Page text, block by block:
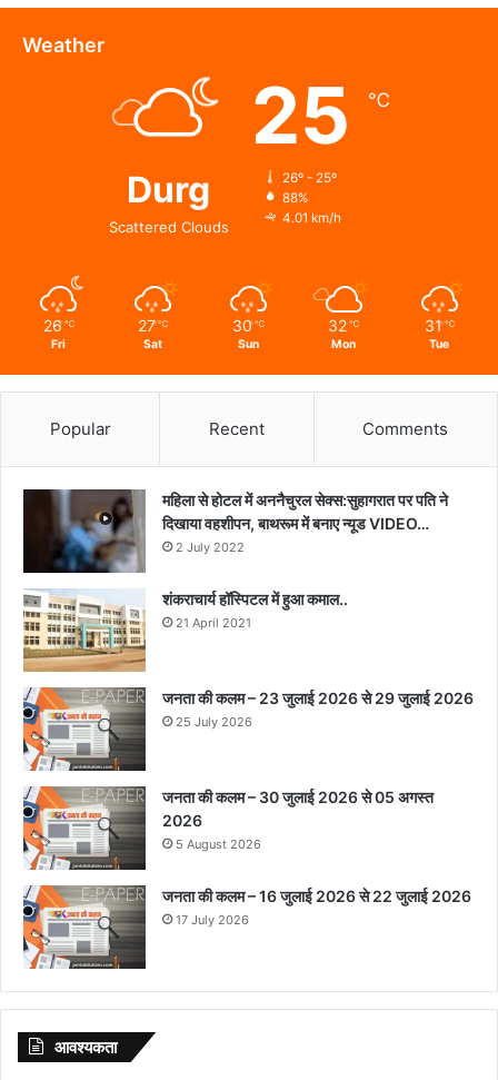
सिंह
देव
Weather
Durg
Scattered Clouds
25 ℃
26º - 25º
88%
4.01 km/h
26 ℃
Fri
27 ℃
Sat
30 ℃
Sun
32 ℃
Mon
31 ℃
Tue
Popular Recent Comments
महिला से होटल में अननैचुरल सेक्स:सुहागरात पर पति ने
दिखाया वहशीपन, बाथरूम में बनाए न्यूड VIDEO…
2 July 2022
शंकराचार्य हॉस्पिटल में हुआ कमाल..
21 April 2021
जनता की कलम – 23 जुलाई 2026 से 29 जुलाई 2026
25 July 2026
जनता की कलम – 30 जुलाई 2026 से 05 अगस्त
2026
5 August 2026
जनता की कलम – 16 जुलाई 2026 से 22 जुलाई 2026
17 July 2026
आवश्‍यकता